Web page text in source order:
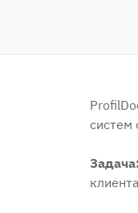
систем
Задача: